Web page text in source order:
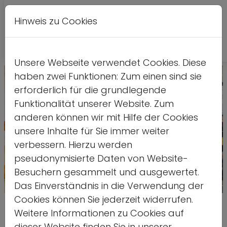
Quelle: Stefan
Erkennen. Vernetzen. Handeln.
Hinweis zu Cookies
Unsere Webseite verwendet Cookies. Diese
haben zwei Funktionen: Zum einen sind sie
erforderlich für die grundlegende
Funktionalität unserer Website. Zum
anderen können wir mit Hilfe der Cookies
unsere Inhalte für Sie immer weiter
verbessern. Hierzu werden
pseudonymisierte Daten von Website-
Besuchern gesammelt und ausgewertet.
Das Einverständnis in die Verwendung der
Cookies können Sie jederzeit widerrufen.
Weitere Informationen zu Cookies auf